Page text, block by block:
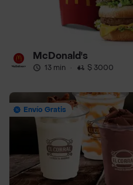
McDonald's
13 min · $ 3000
Envío Gratis